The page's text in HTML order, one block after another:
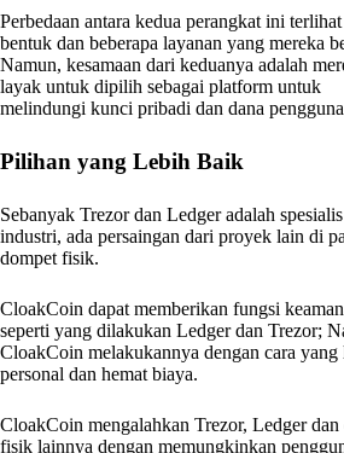
Perbedaan antara kedua perangkat ini
bentuk dan beberapa layanan yang mereka
Namun, kesamaan dari keduanya adalah
layak untuk dipilih sebagai platform untuk
melindungi kunci pribadi dan dana
Pilihan yang Lebih Baik
Sebanyak Trezor dan Ledger adalah spesialis
industri, ada persaingan dari proyek lain di
dompet fisik.
CloakCoin dapat memberikan fungsi
seperti yang dilakukan Ledger dan Trezor;
CloakCoin melakukannya dengan cara yang
personal dan hemat biaya.
CloakCoin mengalahkan Trezor, Ledger dan
fisik lainnya dengan memungkinkan